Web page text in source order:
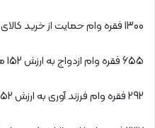
1300 فقره وام حمایت از خرید کالای ایرانی به ارزش 717 میلیارد ريال،
655 فقره وام ازدواج به ارزش 152 میلیارد ريال،
292 فقره وام فرزند آوری به ارزش 152 میلیارد ريال،